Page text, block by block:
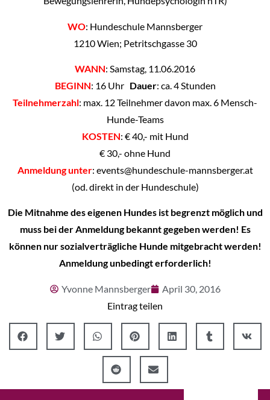
WO: Hundeschule Mannsberger
1210 Wien; Petritschgasse 30
WANN: Samstag, 11.06.2016
BEGINN: 16 Uhr Dauer: ca. 4 Stunden
Teilnehmerzahl: max. 12 Teilnehmer davon max. 6 Mensch-
Hunde-Teams
KOSTEN: € 40,- mit Hund
€ 30,- ohne Hund
Anmeldung unter: events@hundeschule-mannsberger.at
(od. direkt in der Hundeschule)
Die Mitnahme des eigenen Hundes ist begrenzt möglich und
muss bei der Anmeldung bekannt gegeben werden! Es
können nur sozialverträgliche Hunde mitgebracht werden!
Anmeldung unbedingt erforderlich!
Yvonne Mannsberger
April 30, 2016
Eintrag teilen